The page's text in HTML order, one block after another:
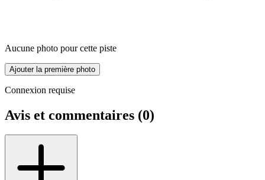
Aucune photo pour cette piste
Ajouter la première photo
Connexion requise
Avis et commentaires (0)